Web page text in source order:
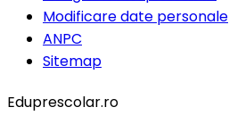
Modificare date personale
ANPC
Sitemap
Eduprescolar.ro